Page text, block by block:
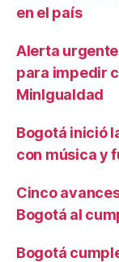
en el país
Alerta
para impedir
MinIgualdad
Bogotá inició
con música y
Cinco
Bogotá al
Bogotá